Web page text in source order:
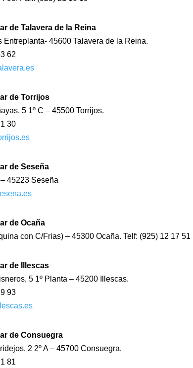
de Talavera de la Reina
Entreplanta- 45600 Talavera de la Reina.
62
de Torrijos
5 1º C – 45500 Torrijos.
30
de Seseña
45223 Seseña
de Ocaña
con C/Frias) – 45300 Ocaña. Telf: (925) 12 17 51
de Illescas
5 1º Planta – 45200 Illescas.
93
de Consuegra
2 2º A – 45700 Consuegra.
81